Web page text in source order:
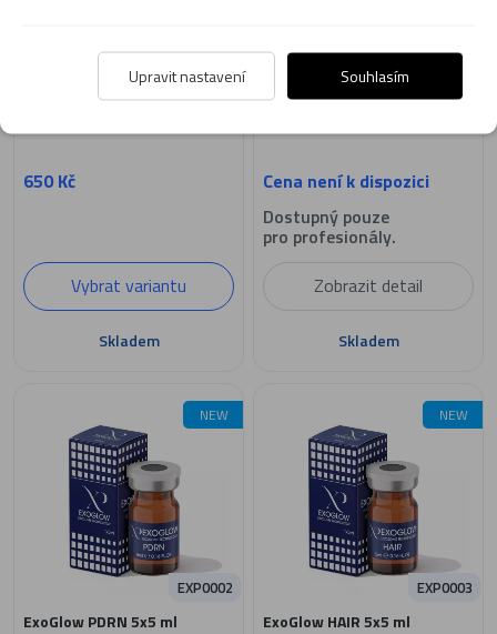
650 Kč
Vybrat variantu
Skladem
ExoGlow LIME 5x10 ml
Cena není k dispozici
Dostupný pouze
pro profesionály.
Zobrazit detail
Skladem
NEW
ExoGlow PDRN 5x5 ml
EXP0002
NEW
ExoGlow HAIR 5x5 ml
EXP0003
Upravit nastavení Souhlasím